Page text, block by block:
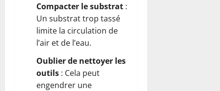
Compacter le substrat :
Un substrat trop tassé
limite la circulation de
l’air et de l’eau.
Oublier de nettoyer les
outils : Cela peut
engendrer une